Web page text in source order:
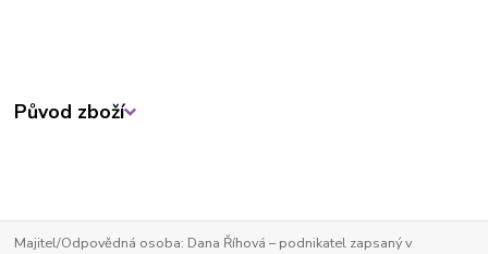
Původ zboží
Majitel/Odpovědná osoba: Dana Říhová – podnikatel zapsaný v